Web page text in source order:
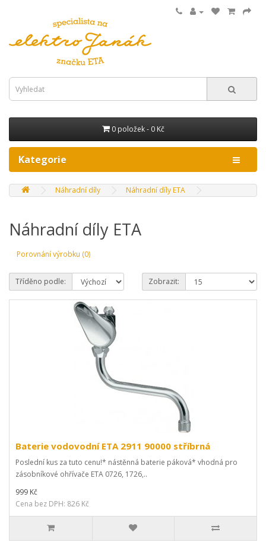
0 položek - 0 Kč
Kategorie
Náhradní díly Náhradní díly ETA
Náhradní díly ETA
Porovnání výrobku (0)
Tříděno podle: Zobrazit:
Baterie vodovodní ETA 2911 90000 stříbrná
Poslední kus za tuto cenu!* nástěnná baterie páková* vhodná pro
zásobníkové ohřívače ETA 0726, 1726,..
999 Kč
Cena bez DPH: 826 Kč